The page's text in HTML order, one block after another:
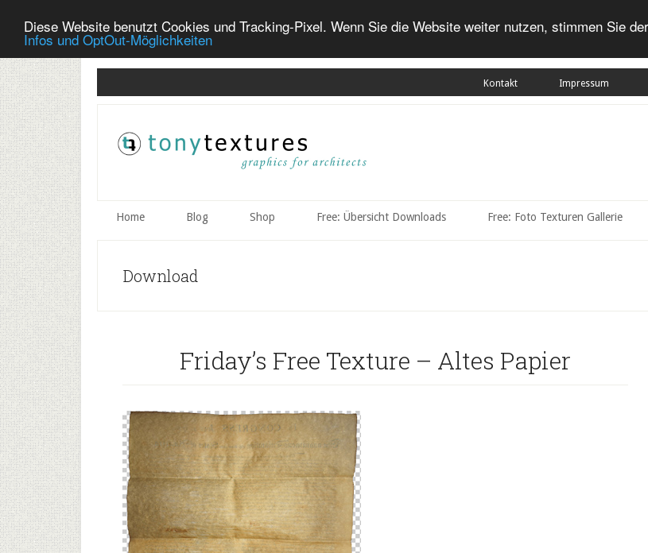
Diese Website benutzt Cookies und Tracking-Pixel. Wenn Sie die Website weiter nutzen, stimmen Sie
Infos und OptOut-Möglichkeiten
Skip
to
secondary
menu
Skip
to
main
content
Skip
to
primary
sidebar
Kontakt Impressum
Home Blog Shop Free: Übersicht Downloads Free: Foto Texturen Gallerie
Download
Friday’s Free Texture – Altes Papier